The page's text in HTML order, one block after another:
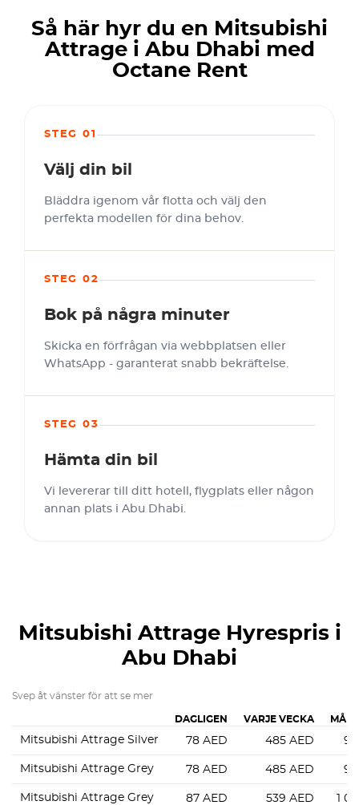
Så här hyr du en Mitsubishi
Attrage i Abu Dhabi med
Octane Rent
STEG 01
Välj din bil
Bläddra igenom vår flotta och välj den
perfekta modellen för dina behov.
STEG 02
Bok på några minuter
Skicka en förfrågan via webbplatsen eller
WhatsApp - garanterat snabb bekräftelse.
STEG 03
Hämta din bil
Vi levererar till ditt hotell, flygplats eller någon
annan plats i Abu Dhabi.
Mitsubishi Attrage Hyrespris i
Abu Dhabi
Svep åt vänster för att se mer
DAGLIGEN VARJE VECKA
Mitsubishi Attrage Silver 78 AED 485 AED
Mitsubishi Attrage Grey 78 AED 485 AED
Mitsubishi Attrage Grey 87 AED 539 AED 1